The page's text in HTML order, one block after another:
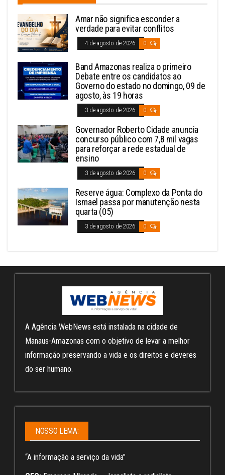
Amar não significa esconder a
verdade para evitar conflitos
4 de agosto de 2026 0
Band Amazonas realiza o primeiro
Debate entre os candidatos ao
Governo do estado no domingo, 09 de
agosto, às 19 horas
3 de agosto de 2026 0
Governador Roberto Cidade anuncia
concurso público com 7,8 mil vagas
para reforçar a rede estadual de
ensino
3 de agosto de 2026 0
Reserve água: Complexo da Ponta do
Ismael passa por manutenção nesta
quarta (05)
3 de agosto de 2026 0
A Agência WebNews está instalada na cidade de
Manaus-Amazonas com o objetivo de levar a melhor
informação preservando a vida e os direitos e deveres
do ser humano.
NOSSO LEMA:
“A informação a serviço da vida”